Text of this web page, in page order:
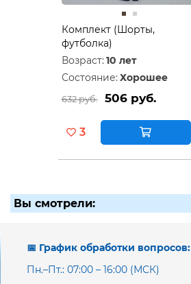
Комплект (Шорты,
футболка)
Возраст: 10 лет
Состояние: Хорошее
632 руб. 506 руб.
3
Вы смотрели:
📅 График обработки вопросов:
Пн.–Пт.: 07:00 – 16:00 (МСК)